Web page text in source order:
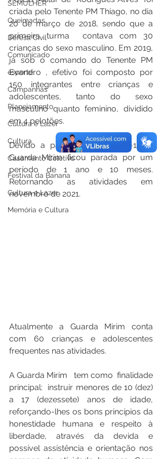
SEMULHER
Queimadas
Defesa Civil
Comunicado
esporte
Campanhas
Planejamento
Cultura e Lazer
Cultura
Casamento Coletivo
Festival da Banana
Cultura e Lazer
Memória e Cultura
criada pelo Tenente PM Thiago, no dia
20 de março de 2018, sendo que a
primeira turma  contava com 30
crianças do sexo masculino. Em 2019,
já sob o comando do Tenente PM
Evandro , efetivo foi composto por
150 integrantes entre crianças e
adolescentes, tanto do sexo
masculino quanto feminino, dividido
em 4 pelotões.
Devido a pandemia da Covid-19, a
Guarda Mirim ficou parada por um
período de 1 ano e 10 meses.
Retornando as atividades em
novembro de 2021.
Atualmente a Guarda Mirim conta
com 60 crianças e adolescentes
frequentes nas atividades.
A Guarda Mirim   tem como  finalidade
principal:  instruir menores de 10 (dez)
a 17 (dezessete) anos de idade,
reforçando-lhes os bons princípios da
honestidade humana e respeito à
liberdade, através da devida e
possível assistência e orientação nos